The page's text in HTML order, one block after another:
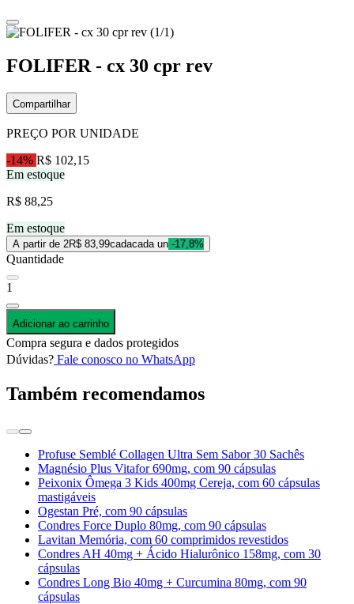
FOLIFER - cx 30 cpr rev
Compartilhar
PREÇO POR UNIDADE
-14% R$ 102,15
Em estoque
R$ 88,25
Em estoque
A partir de 2R$ 83,99cadacada un -17,8%
Quantidade
1
Adicionar ao carrinho
Compra segura e dados protegidos
Dúvidas? Fale conosco no WhatsApp
Também recomendamos
Profuse Semblé Collagen Ultra Sem Sabor 30 Sachês
Magnésio Plus Vitafor 690mg, com 90 cápsulas
Peixonix Ômega 3 Kids 400mg Cereja, com 60 cápsulas
mastigáveis
Ogestan Pré, com 90 cápsulas
Condres Force Duplo 80mg, com 90 cápsulas
Lavitan Memória, com 60 comprimidos revestidos
Condres AH 40mg + Ácido Hialurônico 158mg, com 30
cápsulas
Condres Long Bio 40mg + Curcumina 80mg, com 90
cápsulas